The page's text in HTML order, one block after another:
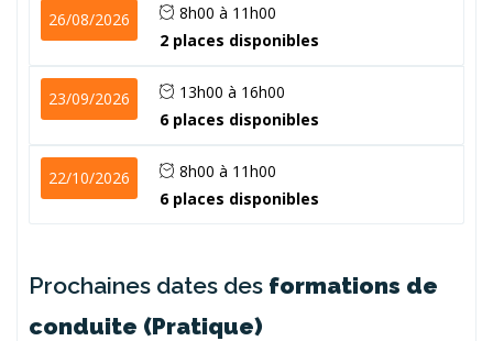
26/08/2026
8h00 à 11h00
2 places disponibles
23/09/2026
13h00 à 16h00
6 places disponibles
22/10/2026
8h00 à 11h00
6 places disponibles
Prochaines dates des formations de
conduite (Pratique)